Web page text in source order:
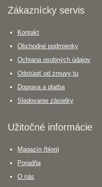
Zákaznícky servis
Kontakt
Obchodné podmienky
Ochrana osobných údajov
Odstúpiť od zmuvy tu
Doprava a platba
Sledovanie zásielky
Užitočné informácie
Magazín (blog)
Poradňa
O nás